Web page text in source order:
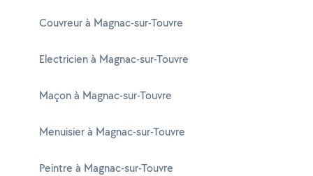
Couvreur à Magnac-sur-Touvre
Electricien à Magnac-sur-Touvre
Maçon à Magnac-sur-Touvre
Menuisier à Magnac-sur-Touvre
Peintre à Magnac-sur-Touvre